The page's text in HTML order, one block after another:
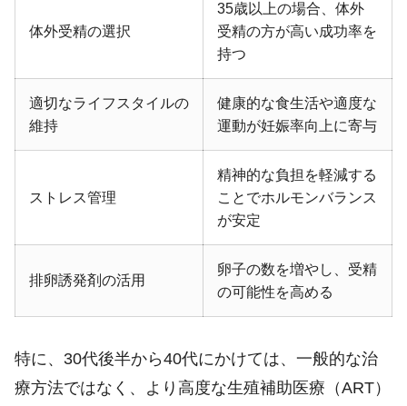
体外受精の選択
35歳以上の場合、体外
受精の方が高い成功率を
持つ
適切なライフスタイルの
維持
健康的な食生活や適度な
運動が妊娠率向上に寄与
ストレス管理
精神的な負担を軽減する
ことでホルモンバランス
が安定
排卵誘発剤の活用
卵子の数を増やし、受精
の可能性を高める
特に、30代後半から40代にかけては、一般的な治
療方法ではなく、より高度な生殖補助医療（ART）